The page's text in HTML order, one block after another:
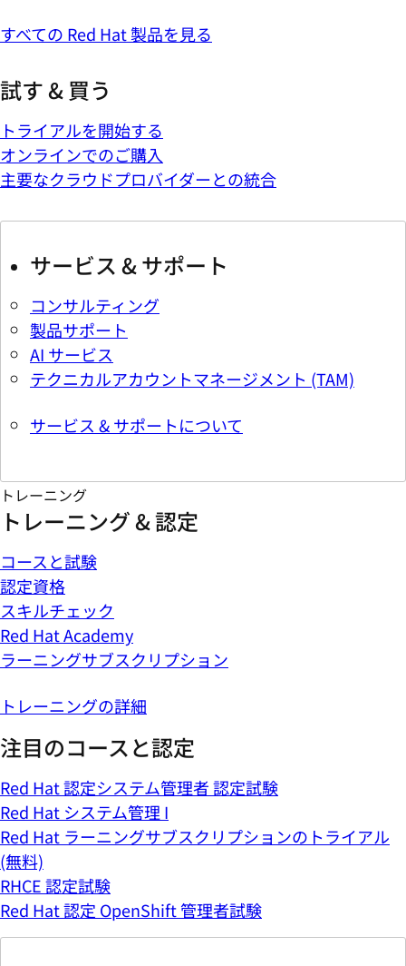
すべての Red Hat 製品を見る
試す & 買う
トライアルを開始する
オンラインでのご購入
主要なクラウドプロバイダーとの統合
サービス & サポート
コンサルティング
製品サポート
AI サービス
テクニカルアカウントマネージメント (TAM)
サービス & サポートについて
トレーニング
トレーニング & 認定
コースと試験
認定資格
スキルチェック
Red Hat Academy
ラーニングサブスクリプション
トレーニングの詳細
注目のコースと認定
Red Hat 認定システム管理者 認定試験
Red Hat システム管理 I
Red Hat ラーニングサブスクリプションのトライアル
(無料)
RHCE 認定試験
Red Hat 認定 OpenShift 管理者試験